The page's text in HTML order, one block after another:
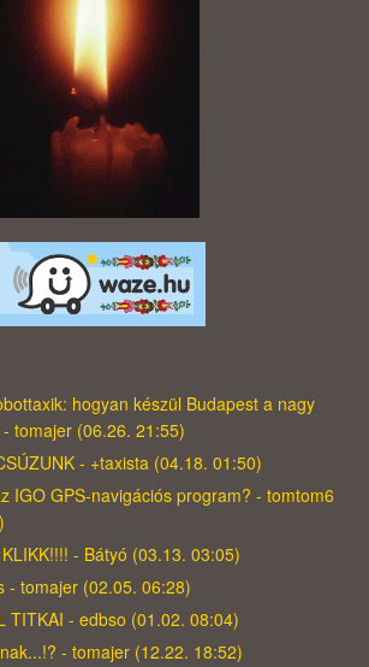
hogyan készül Budapest a nagy
tomajer (06.26. 21:55)
- +taxista (04.18. 01:50)
IGO GPS-navigációs program? - tomtom6
- Bátyó (03.13. 03:05)
- tomajer (02.05. 06:28)
TITKAI - edbso (01.02. 08:04)
- tomajer (12.22. 18:52)